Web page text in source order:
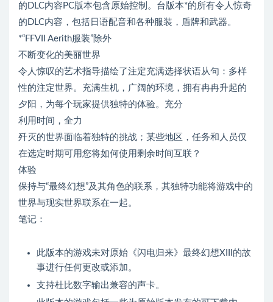
的DLC内容PC版本包含原始控制。台版本*的所有令人惊奇
的DLC内容，包括日语配音和各种服装，盾牌和武器。
*“FFVII Aerith服装”除外
不断变化的美丽世界
令人惊叹的艺术指导描绘了注定充满选择状语从句：多样
性的注定世界。充满生机，广阔的环境，拥有冉冉升起的
夕阳，为每个玩家提供独特的体验。充分
利用时间，全力
歼灭的世界面临着独特的挑战；某些地区，任务和人员仅
在选定时期可用您将如何使用剩余时间互联？
体验
保持与“最终幻想”及其角色的联系，其独特功能将游戏中的
世界与现实世界联系在一起。
笔记：
此版本的游戏未对原始《闪电归来》最终幻想XIII的故
事进行任何更改或添加。
支持杜比数字输出兼容的声卡。